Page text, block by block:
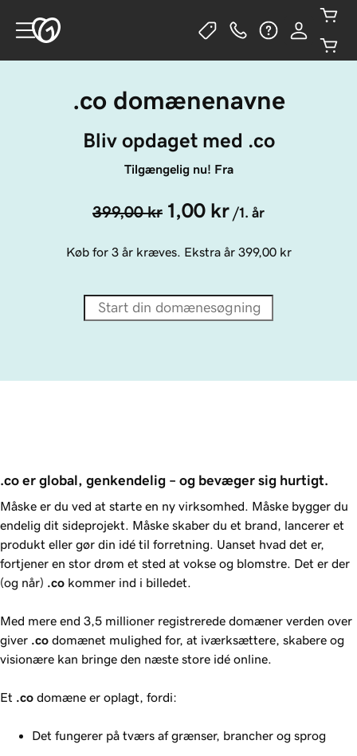
.co domænenavne
Bliv opdaget med .co
Tilgængelig nu! Fra
399,00 kr 1,00 kr /1. år
Køb for 3 år kræves. Ekstra år 399,00 kr
.co er global, genkendelig – og bevæger sig hurtigt.
Måske er du ved at starte en ny virksomhed. Måske bygger du
endelig dit sideprojekt. Måske skaber du et brand, lancerer et
produkt eller gør din idé til forretning. Uanset hvad det er,
fortjener en stor drøm et sted at vokse og blomstre. Det er der
(og når) .co kommer ind i billedet.
Med mere end 3,5 millioner registrerede domæner verden over
giver .co domænet mulighed for, at iværksættere, skabere og
visionære kan bringe den næste store idé online.
Et .co domæne er oplagt, fordi:
Det fungerer på tværs af grænser, brancher og sprog